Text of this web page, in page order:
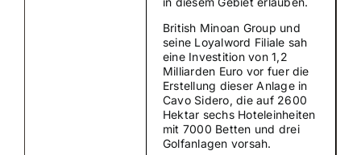
British Minoan Group und
seine Loyalword Filiale sah
eine Investition von 1,2
Milliarden Euro vor fuer die
Erstellung dieser Anlage in
Cavo Sidero, die auf 2600
Hektar sechs Hoteleinheiten
mit 7000 Betten und drei
Golfanlagen vorsah.